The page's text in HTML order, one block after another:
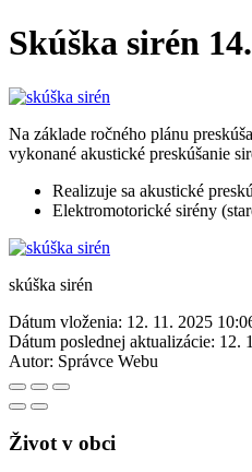
Skúška sirén
Na základe ročného plánu
vykonané akustické preskúšanie
Realizuje sa akustické
Elektromotorické sirény
skúška sirén
Dátum vloženia: 12. 11. 2025
Dátum poslednej aktualizácie: 12.
Autor: Správce Webu
Život v obci